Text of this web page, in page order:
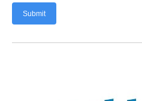
Submit